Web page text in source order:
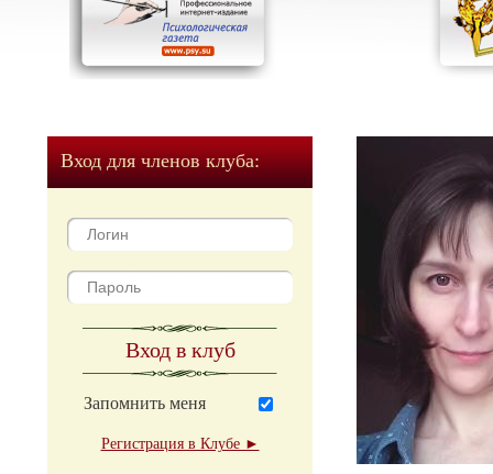
Вход для членов клуба:
Вход в клуб
Запомнить меня
Регистрация в Клубе ►